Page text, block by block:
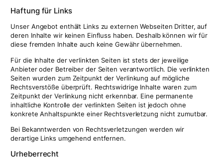
Haftung für Links
Unser Angebot enthält Links zu externen Webseiten Dritter, auf
deren Inhalte wir keinen Einfluss haben. Deshalb können wir für
diese fremden Inhalte auch keine Gewähr übernehmen.
Für die Inhalte der verlinkten Seiten ist stets der jeweilige
Anbieter oder Betreiber der Seiten verantwortlich. Die verlinkten
Seiten wurden zum Zeitpunkt der Verlinkung auf mögliche
Rechtsverstöße überprüft. Rechtswidrige Inhalte waren zum
Zeitpunkt der Verlinkung nicht erkennbar. Eine permanente
inhaltliche Kontrolle der verlinkten Seiten ist jedoch ohne
konkrete Anhaltspunkte einer Rechtsverletzung nicht zumutbar.
Bei Bekanntwerden von Rechtsverletzungen werden wir
derartige Links umgehend entfernen.
Urheberrecht